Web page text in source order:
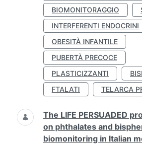
BIOMONITORAGGIO
INTERFERENTI ENDOCRINI
OBESITÀ INFANTILE
PUBERTÀ PRECOCE
PLASTICIZZANTI
FTALATI
TELARCA
The LIFE PERSUADED
on phthalates and
biomonitoring in Italian